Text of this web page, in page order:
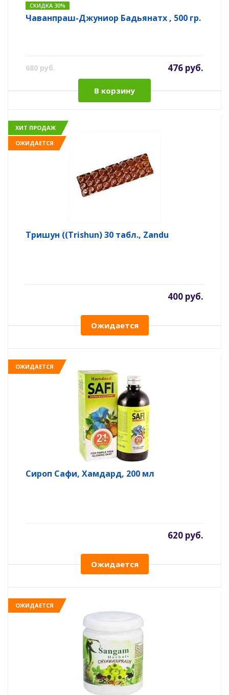
СКИДКА 30%
Чаванпраш-Джуниор Бадьянатх , 500 гр.
680 руб. 476 руб.
В корзину
ХИТ ПРОДАЖ
ОЖИДАЕТСЯ
Тришун ((Trishun) 30 табл., Zandu
400 руб.
Ожидается
ОЖИДАЕТСЯ
Сироп Сафи, Хамдард, 200 мл
620 руб.
Ожидается
ОЖИДАЕТСЯ